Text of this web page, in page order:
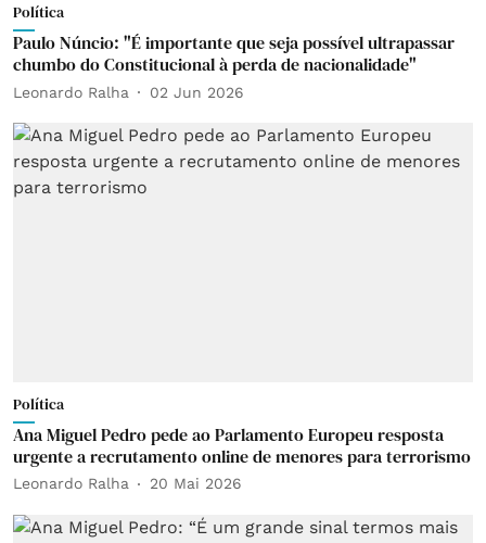
Política
Paulo Núncio: "É importante que seja possível ultrapassar
chumbo do Constitucional à perda de nacionalidade"
Leonardo Ralha 02 Jun 2026
Política
Ana Miguel Pedro pede ao Parlamento Europeu resposta
urgente a recrutamento online de menores para terrorismo
Leonardo Ralha 20 Mai 2026